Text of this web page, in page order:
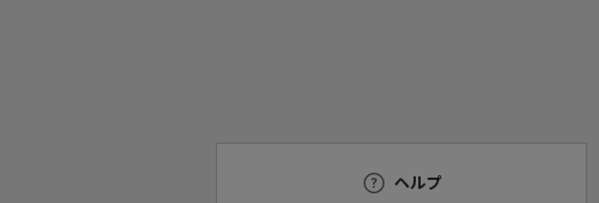
ヘルプ